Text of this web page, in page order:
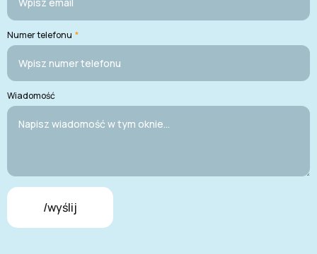
Numer telefonu *
Wiadomość
/wyślij